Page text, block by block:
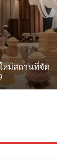
หม่สถานที่จัด